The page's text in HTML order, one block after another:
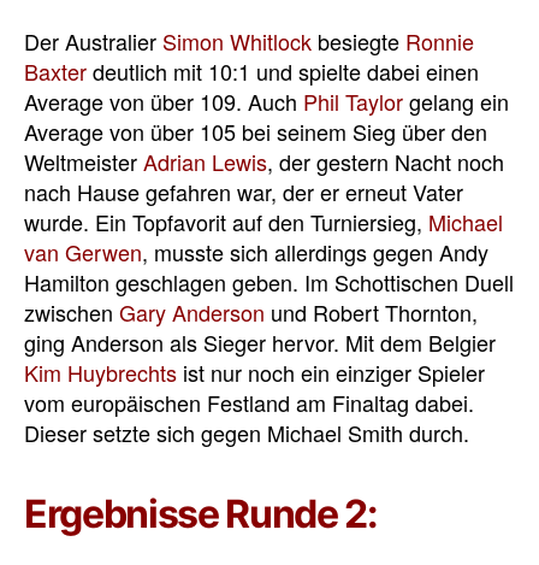
Der Australier Simon Whitlock besiegte Ronnie
Baxterdeutlich mit 10:1 und spielte dabei einen
Average von über 109. Auch Phil Taylorgelang ein
Average von über 105 bei seinem Sieg über den
WeltmeisterAdrian Lewis, der gestern Nacht noch
nach Hause gefahren war, der er erneut Vater
wurde. Ein Topfavorit auf den Turniersieg, Michael
van Gerwen, musste sich allerdings gegen Andy
Hamilton geschlagen geben. Im Schottischen Duell
zwischen Gary Anderson und Robert Thornton,
ging Anderson als Sieger hervor. Mit dem Belgier
Kim Huybrechts ist nur noch ein einziger Spieler
vom europäischen Festland am Finaltag dabei.
Dieser setzte sich gegen Michael Smith durch.
Ergebnisse Runde 2: